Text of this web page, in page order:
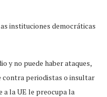
instituciones democráticas
y no puede haber ataques,
contra periodistas o insultar
a la UE le preocupa la